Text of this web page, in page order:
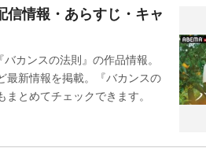
信情報・あらすじ・キャ
カンスの法則』の作品情報。
最新情報を掲載。『バカンスの
とめてチェックできます。